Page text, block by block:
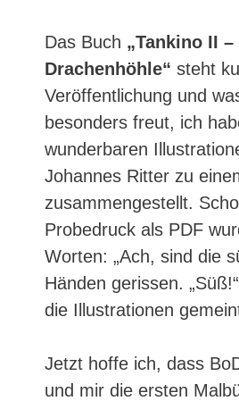
Das Buch „Tankino II –
Drachenhöhle“ steht
Veröffentlichung und
besonders freut, ich
wunderbaren
Johannes Ritter zu
zusammengestellt.
Probedruck als PDF
Worten: „Ach, sind die
Händen gerissen.
die Illustrationen
Jetzt hoffe ich, dass
und mir die ersten